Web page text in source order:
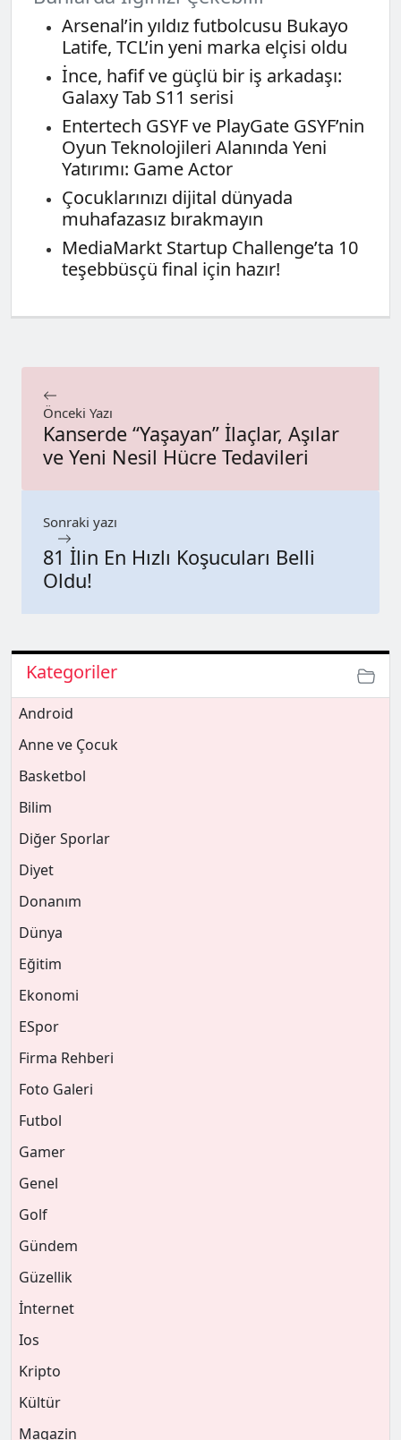
Arsenal’in yıldız futbolcusu Bukayo
Latife, TCL’in yeni marka elçisi oldu
İnce, hafif ve güçlü bir iş arkadaşı:
Galaxy Tab S11 serisi
Entertech GSYF ve PlayGate GSYF’nin
Oyun Teknolojileri Alanında Yeni
Yatırımı: Game Actor
Çocuklarınızı dijital dünyada
muhafazasız bırakmayın
MediaMarkt Startup Challenge’ta 10
teşebbüsçü final için hazır!
Önceki Yazı
Kanserde “Yaşayan” İlaçlar, Aşılar
ve Yeni Nesil Hücre Tedavileri
Sonraki yazı
81 İlin En Hızlı Koşucuları Belli
Oldu!
Kategoriler
Android
Anne ve Çocuk
Basketbol
Bilim
Diğer Sporlar
Diyet
Donanım
Dünya
Eğitim
Ekonomi
ESpor
Firma Rehberi
Foto Galeri
Futbol
Gamer
Genel
Golf
Gündem
Güzellik
İnternet
Ios
Kripto
Kültür
Magazin